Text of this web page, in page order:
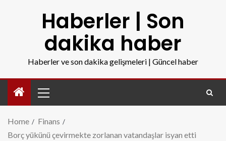
Haberler | Son
dakika haber
Haberler ve son dakika gelişmeleri | Güncel haber
Home
Finans
Borç yükünü çevirmekte zorlanan vatandaşlar isyan etti